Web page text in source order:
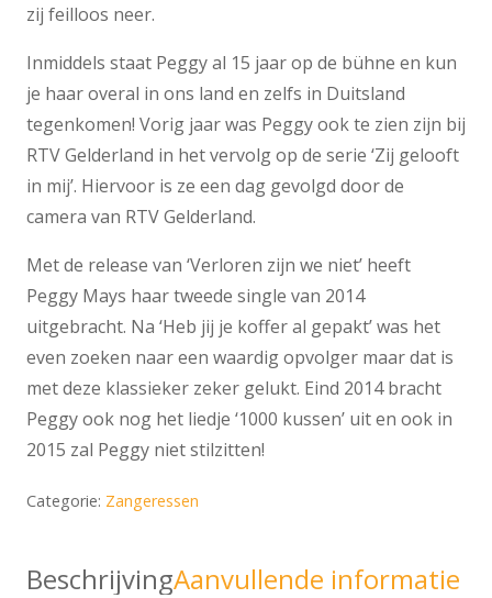
zij feilloos neer.
Inmiddels staat Peggy al 15 jaar op de bühne en kun
je haar overal in ons land en zelfs in Duitsland
tegenkomen! Vorig jaar was Peggy ook te zien zijn bij
RTV Gelderland in het vervolg op de serie ‘Zij gelooft
in mij’. Hiervoor is ze een dag gevolgd door de
camera van RTV Gelderland.
Met de release van ‘Verloren zijn we niet’ heeft
Peggy Mays haar tweede single van 2014
uitgebracht. Na ‘Heb jij je koffer al gepakt’ was het
even zoeken naar een waardig opvolger maar dat is
met deze klassieker zeker gelukt. Eind 2014 bracht
Peggy ook nog het liedje ‘1000 kussen’ uit en ook in
2015 zal Peggy niet stilzitten!
Categorie: Zangeressen
BeschrijvingAanvullende informatie